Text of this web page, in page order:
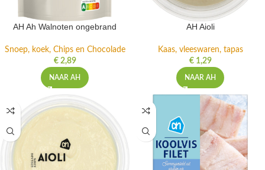
AH Ah Walnoten ongebrand
Snoep, koek, Chips en Chocolade
€2,89
NAAR AH
AH Aioli
Kaas, vleeswaren, tapas
€1,29
NAAR AH